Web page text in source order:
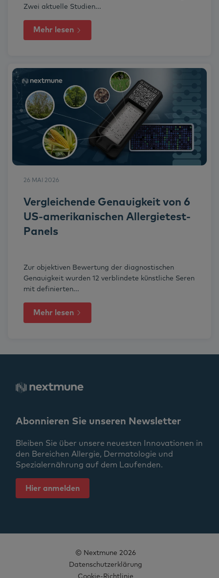
Zwei aktuelle Studien...
Mehr lesen
26 MAI 2026
Vergleichende Genauigkeit von 6
US-amerikanischen Allergietest-
Panels
Zur objektiven Bewertung der diagnostischen
Genauigkeit wurden 12 verblindete künstliche Seren
mit definierten...
Mehr lesen
Abonnieren Sie unseren Newsletter
Bleiben Sie über unsere neuesten Innovationen in
den Bereichen Allergie, Dermatologie und
Spezialernährung auf dem Laufenden.
Hier anmelden
© Nextmune 2026
Datenschutzerklärung